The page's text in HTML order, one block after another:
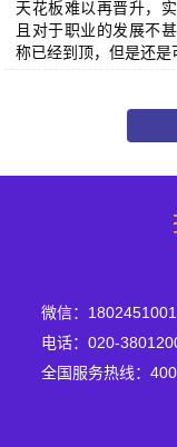
天花板难以再晋升，
且对于职业的发展不
称已经到顶，但是还是
微信：
电话：020-
全国服务热线：